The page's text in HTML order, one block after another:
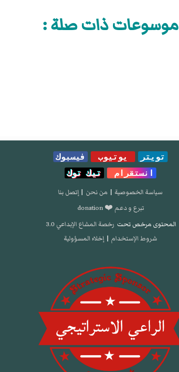
موسوعات ذات صلة :
تويتر يوتيوب
فيسبوك
انستقرام
تيك توك
سياسة الخصوصية | من نحن | إتصل بنا
تبرع و دعم ❤️ donation
المحتوى مرخص تحت رخصة المشاع الإبداعي 3.0
شروط الإستخدام | إخلاء المسؤولية